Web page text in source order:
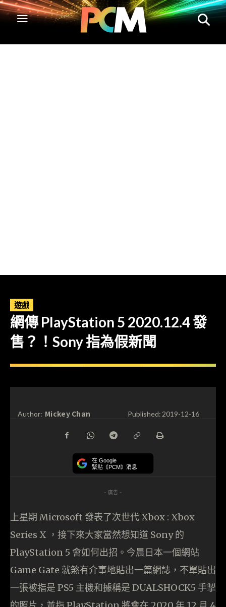
遊戲
網傳 PlayStation 5 2020.12.4 發
售？！Sony 指為假新聞
Author: Mickey Chan Published:2019-12-16
在 Google
緊貼《PCM》消息
- 廣告 -
上星期 Microsoft 發表了次世代 Xbox : Xbox
Series X ，接下來大家當然想知道 Sony 的
PlayStation 5 會如何出招。今晨日本一個網站
Game Gate 就煞有介事地貼出一篇網誌，不單貼出
一張被指是 PS5 主機和據稱是 DUALSHOCK5 手掣